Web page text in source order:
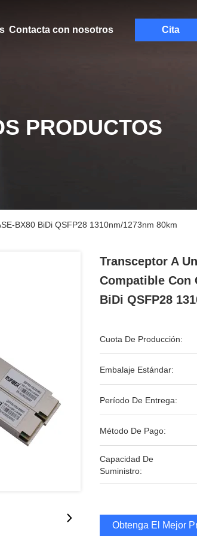
Contacta con nosotros Cita
PRODUCTOS
BX80 BiDi QSFP28 1310nm/1273nm 80km
Transceptor A
Compatible Con
BiDi QSFP28
Cuota De Producción:
Embalaje Estándar:
Período De Entrega:
Método De Pago:
Capacidad De
Suministro:
Obtenga El Mejor